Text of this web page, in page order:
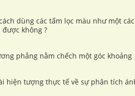
dùng các tấm lọc màu như một
không ?
phẳng nằm chếch một góc khoảng
hiện tượng thực tế về sự phân tích